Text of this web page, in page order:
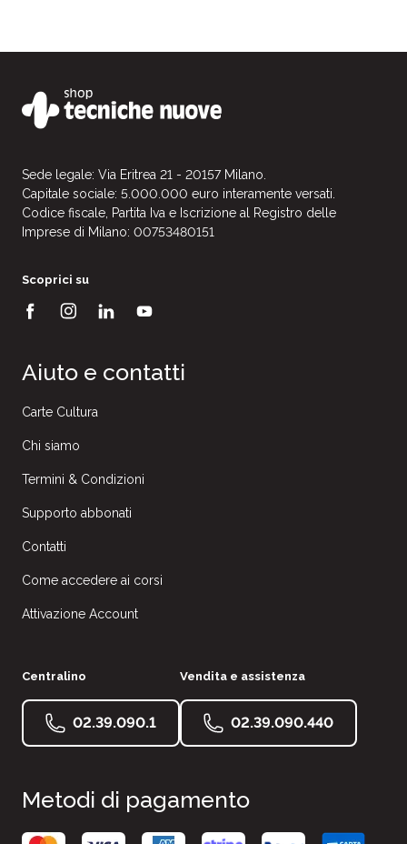
Sede legale: Via Eritrea 21 - 20157 Milano.
Capitale sociale: 5.000.000 euro interamente versati.
Codice fiscale, Partita Iva e Iscrizione al Registro delle
Imprese di Milano: 00753480151
Scoprici su
Aiuto e contatti
Carte Cultura
Chi siamo
Termini & Condizioni
Supporto abbonati
Contatti
Come accedere ai corsi
Attivazione Account
Centralino
02.39.090.1
Vendita e assistenza
02.39.090.440
Metodi di pagamento